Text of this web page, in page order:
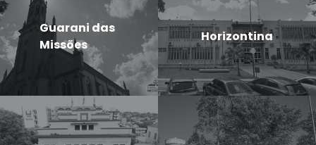
Guarani das
Missões
Horizontina